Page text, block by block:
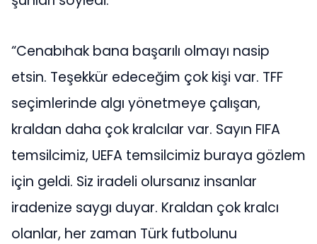
“Cenabıhak bana başarılı olmayı nasip
etsin. Teşekkür edeceğim çok kişi var. TFF
seçimlerinde algı yönetmeye çalışan,
kraldan daha çok kralcılar var. Sayın FIFA
temsilcimiz, UEFA temsilcimiz buraya gözlem
için geldi. Siz iradeli olursanız insanlar
iradenize saygı duyar. Kraldan çok kralcı
olanlar, her zaman Türk futbolunu